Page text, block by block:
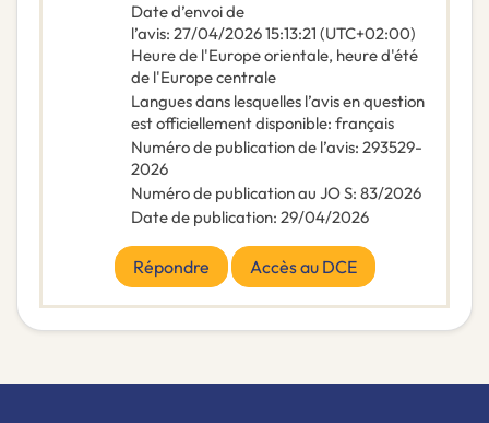
Date d’envoi de
l’avis: 27/04/202615:13:21 (UTC+02:00)
Heure de l'Europe orientale, heure d'été
de l'Europe centrale
Langues dans lesquelles l’avis en question
est officiellement disponible: français
Numéro de publication de l’avis: 293529-
2026
Numéro de publication au JO S: 83/2026
Date de publication: 29/04/2026
Répondre Accès au DCE